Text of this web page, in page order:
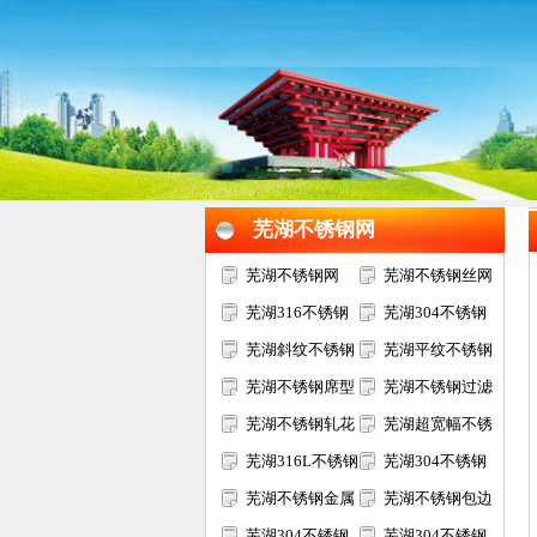
1 2 3
芜湖不锈钢网
芜湖不锈钢网 芜湖不锈钢丝网
芜湖316不锈钢
网
芜湖304不锈钢
网
芜湖斜纹不锈钢
网
芜湖平纹不锈钢
网
芜湖不锈钢席型
网
芜湖不锈钢过滤
网
芜湖不锈钢轧花
网
芜湖超宽幅不锈
钢网
芜湖316L不锈钢
网
芜湖304不锈钢
电焊网
芜湖不锈钢金属 芜湖不锈钢包边